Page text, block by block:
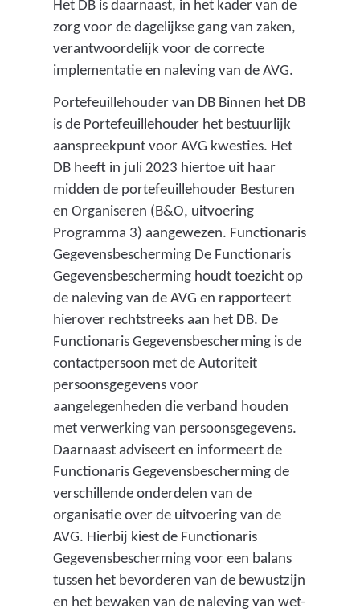
Het DB is daarnaast, in het kader van de
zorg voor de dagelijkse gang van zaken,
verantwoordelijk voor de correcte
implementatie en naleving van de AVG.
Portefeuillehouder van DB Binnen het DB
is de Portefeuillehouder het bestuurlijk
aanspreekpunt voor AVG kwesties. Het
DB heeft in juli 2023 hiertoe uit haar
midden de portefeuillehouder Besturen
en Organiseren (B&O, uitvoering
Programma 3) aangewezen. Functionaris
Gegevensbescherming De Functionaris
Gegevensbescherming houdt toezicht op
de naleving van de AVG en rapporteert
hierover rechtstreeks aan het DB. De
Functionaris Gegevensbescherming is de
contactpersoon met de Autoriteit
persoonsgegevens voor
aangelegenheden die verband houden
met verwerking van persoonsgegevens.
Daarnaast adviseert en informeert de
Functionaris Gegevensbescherming de
verschillende onderdelen van de
organisatie over de uitvoering van de
AVG. Hierbij kiest de Functionaris
Gegevensbescherming voor een balans
tussen het bevorderen van de bewustzijn
en het bewaken van de naleving van wet-